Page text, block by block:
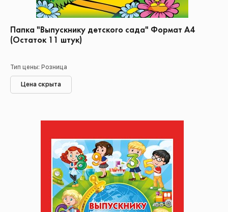
Папка "Выпускнику детского сада" Формат А4
(Остаток 11 штук)
Тип цены: Розница
Цена скрыта